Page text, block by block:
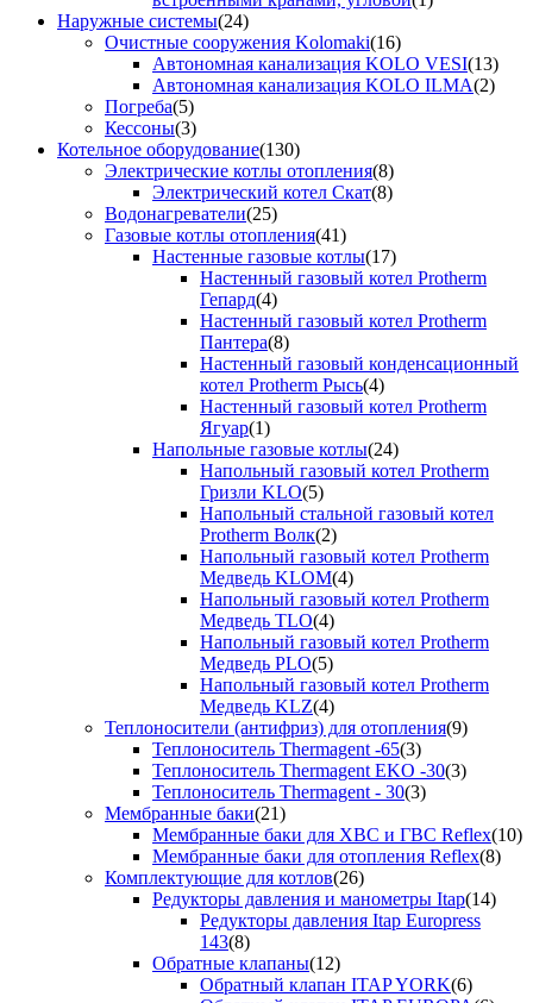
Наружные системы(24)
Очистные сооружения Kolomaki(16)
Автономная канализация KOLO VESI(13)
Автономная канализация KOLO ILMA(2)
Погреба(5)
Кессоны(3)
Котельное оборудование(130)
Электрические котлы отопления(8)
Электрический котел Скат(8)
Водонагреватели(25)
Газовые котлы отопления(41)
Настенные газовые котлы(17)
Настенный газовый котел Protherm
Гепард(4)
Настенный газовый котел Protherm
Пантера(8)
Настенный газовый конденсационный
котел Protherm Рысь(4)
Настенный газовый котел Protherm
Ягуар(1)
Напольные газовые котлы(24)
Напольный газовый котел Protherm
Гризли KLO(5)
Напольный стальной газовый котел
Protherm Волк(2)
Напольный газовый котел Protherm
Медведь KLOM(4)
Напольный газовый котел Protherm
Медведь TLO(4)
Напольный газовый котел Protherm
Медведь PLO(5)
Напольный газовый котел Protherm
Медведь KLZ(4)
Теплоносители (антифриз) для отопления(9)
Теплоноситель Thermagent -65(3)
Теплоноситель Thermagent EKO -30(3)
Теплоноситель Thermagent - 30(3)
Мембранные баки(21)
Мембранные баки для ХВС и ГВС Reflex(10)
Мембранные баки для отопления Reflex(8)
Комплектующие для котлов(26)
Редукторы давления и манометры Itap(14)
Редукторы давления Itap Europress
143(8)
Обратные клапаны(12)
Обратный клапан ITAP YORK(6)